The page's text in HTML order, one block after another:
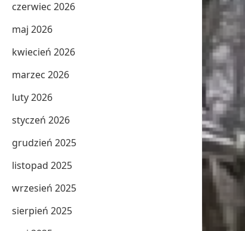
czerwiec 2026
maj 2026
kwiecień 2026
marzec 2026
luty 2026
styczeń 2026
grudzień 2025
listopad 2025
wrzesień 2025
sierpień 2025